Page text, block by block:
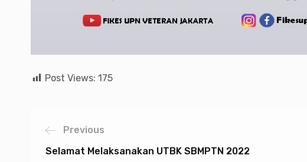
Post Views: 175
Previous
Selamat Melaksanakan UTBK SBMPTN 2022